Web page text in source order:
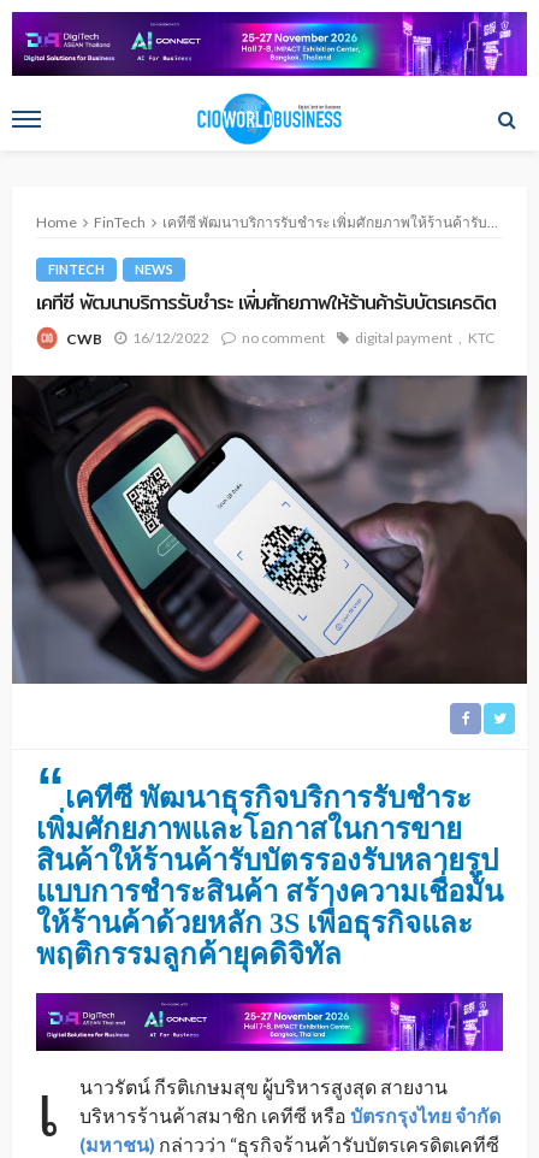
Home FinTech เคทีซี พัฒนาบริการรับชำระ เพิ่มศักยภาพให้ร้านค้ารับบัตรเครดิต
FINTECH NEWS
เคทีซี พัฒนาบริการรับชำระ เพิ่มศักยภาพให้ร้านค้ารับบัตรเครดิต
CWB 16/12/2022 no comment digital payment KTC
“เคทีซี พัฒนาธุรกิจบริการรับชำระ
เพิ่มศักยภาพและโอกาสในการขาย
สินค้าให้ร้านค้ารับบัตรรองรับหลายรูป
แบบการชำระสินค้า สร้างความเชื่อมั่น
ให้ร้านค้าด้วยหลัก 3S เพื่อธุรกิจและ
พฤติกรรมลูกค้ายุคดิจิทัล
เ
นาวรัตน์ กีรติเกษมสุข ผู้บริหารสูงสุด สายงาน
บริหารร้านค้าสมาชิก เคทีซี หรือ บัตรกรุงไทย จำกัด
(มหาชน) กล่าวว่า “ธุรกิจร้านค้ารับบัตรเครดิตเคทีซี